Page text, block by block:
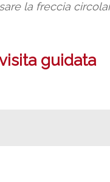
la freccia
guidata